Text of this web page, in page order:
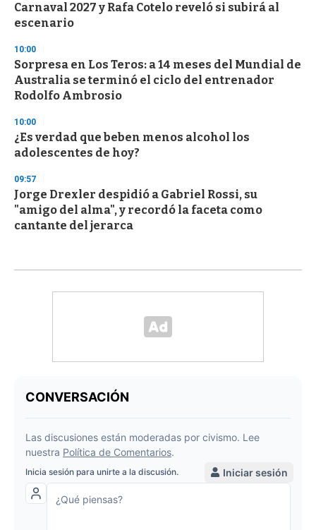
Carnaval 2027 y Rafa Cotelo reveló si subirá al
escenario
10:00
Sorpresa en Los Teros: a 14 meses del Mundial de
Australia se terminó el ciclo del entrenador
Rodolfo Ambrosio
10:00
¿Es verdad que beben menos alcohol los
adolescentes de hoy?
09:57
Jorge Drexler despidió a Gabriel Rossi, su
"amigo del alma", y recordó la faceta como
cantante del jerarca